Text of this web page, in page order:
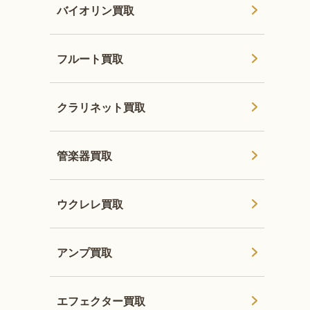
バイオリン買取
フルート買取
クラリネット買取
管楽器買取
ウクレレ買取
アンプ買取
エフェクター買取